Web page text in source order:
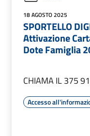
18 AGOSTO 2025
SPORTELLO
Attivazione
Dote Famiglia
CHIAMA IL 375
Accesso